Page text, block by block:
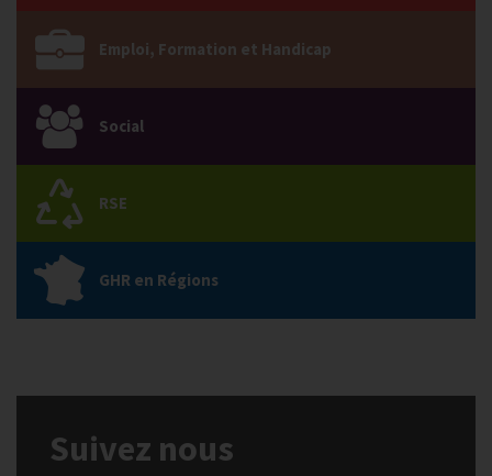
Emploi, Formation et Handicap
Social
RSE
GHR en Régions
Suivez nous